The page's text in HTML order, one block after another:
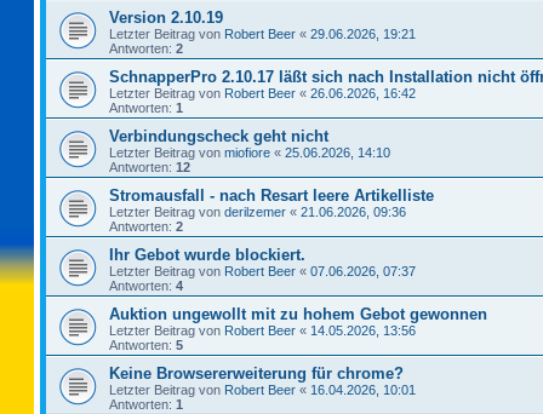
Version 2.10.19
Letzter Beitrag von Robert Beer « 29.06.2026, 19:21
Antworten: 2
SchnapperPro 2.10.17 läßt sich nach Installation nicht
Letzter Beitrag von Robert Beer « 26.06.2026, 16:42
Antworten: 1
Verbindungscheck geht nicht
Letzter Beitrag von miofiore « 25.06.2026, 14:10
Antworten: 12
Stromausfall - nach Resart leere Artikelliste
Letzter Beitrag von derilzemer « 21.06.2026, 09:36
Antworten: 2
Ihr Gebot wurde blockiert.
Letzter Beitrag von Robert Beer « 07.06.2026, 07:37
Antworten: 4
Auktion ungewollt mit zu hohem Gebot gewonnen
Letzter Beitrag von Robert Beer « 14.05.2026, 13:56
Antworten: 5
Keine Browsererweiterung für chrome?
Letzter Beitrag von Robert Beer « 16.04.2026, 10:01
Antworten: 1